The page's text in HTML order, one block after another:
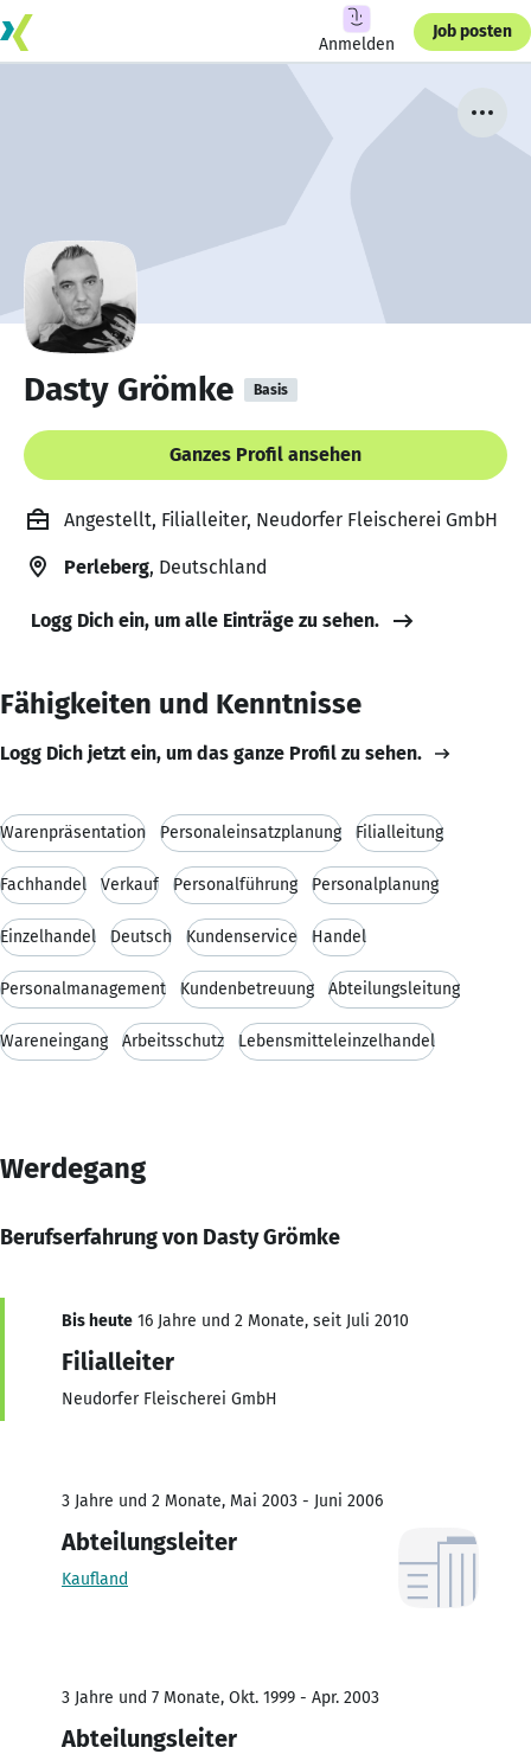
Anmelden
Job posten
Dasty Grömke Basis
Ganzes Profil ansehen
Angestellt, Filialleiter, Neudorfer Fleischerei GmbH
Perleberg, Deutschland
Logg Dich ein, um alle Einträge zu sehen.
Fähigkeiten und Kenntnisse
Logg Dich jetzt ein, um das ganze Profil zu sehen.
Warenpräsentation Personaleinsatzplanung Filialleitung
Fachhandel Verkauf Personalführung Personalplanung
Einzelhandel Deutsch Kundenservice Handel
Personalmanagement Kundenbetreuung Abteilungsleitung
Wareneingang Arbeitsschutz Lebensmitteleinzelhandel
Werdegang
Berufserfahrung von Dasty Grömke
Bis heute 16 Jahre und 2 Monate, seit Juli 2010
Filialleiter
Neudorfer Fleischerei GmbH
3 Jahre und 2 Monate, Mai 2003 - Juni 2006
Abteilungsleiter
Kaufland
3 Jahre und 7 Monate, Okt. 1999 - Apr. 2003
Abteilungsleiter